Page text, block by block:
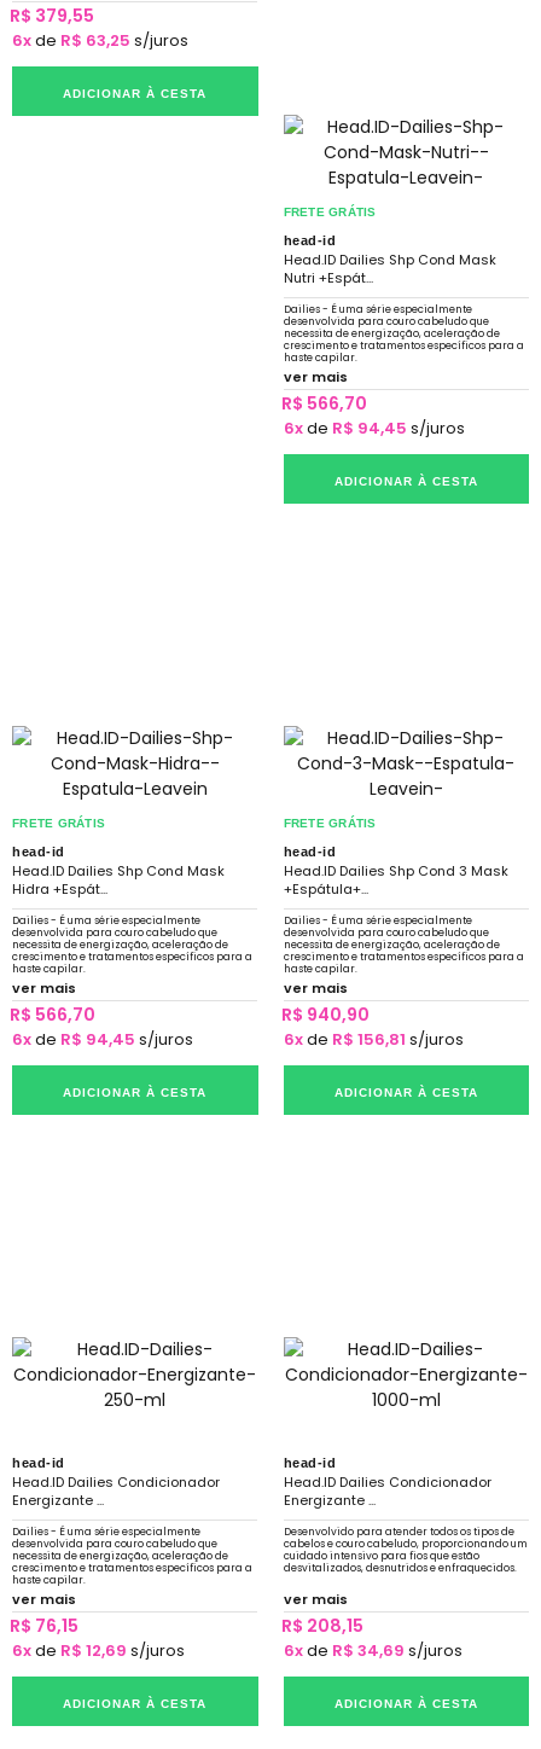
R$ 379,55
6xde R$ 63,25 s/juros
ADICIONAR À CESTA
FRETE GRÁTIS
head-id
Head.ID Dailies Shp Cond Mask
Nutri +Espát...
Dailies - É uma série especialmente
desenvolvida para couro cabeludo que
necessita de energização, aceleração de
crescimento e tratamentos específicos para a
haste capilar.
ver mais
R$ 566,70
6xde R$ 94,45 s/juros
ADICIONAR À CESTA
FRETE GRÁTIS
head-id
Head.ID Dailies Shp Cond Mask
Hidra +Espát...
Dailies - É uma série especialmente
desenvolvida para couro cabeludo que
necessita de energização, aceleração de
crescimento e tratamentos específicos para a
haste capilar.
ver mais
R$ 566,70
6xde R$ 94,45 s/juros
ADICIONAR À CESTA
FRETE GRÁTIS
head-id
Head.ID Dailies Shp Cond 3 Mask
+Espátula+...
Dailies - É uma série especialmente
desenvolvida para couro cabeludo que
necessita de energização, aceleração de
crescimento e tratamentos específicos para a
haste capilar.
ver mais
R$ 940,90
6xde R$ 156,81 s/juros
ADICIONAR À CESTA
head-id
Head.ID Dailies Condicionador
Energizante ...
Dailies - É uma série especialmente
desenvolvida para couro cabeludo que
necessita de energização, aceleração de
crescimento e tratamentos específicos para a
haste capilar.
ver mais
R$ 76,15
6xde R$ 12,69 s/juros
ADICIONAR À CESTA
head-id
Head.ID Dailies Condicionador
Energizante ...
Desenvolvido para atender todos os tipos de
cabelos e couro cabeludo, proporcionando um
cuidado intensivo para fios que estão
desvitalizados, desnutridos e enfraquecidos.
ver mais
R$ 208,15
6xde R$ 34,69 s/juros
ADICIONAR À CESTA